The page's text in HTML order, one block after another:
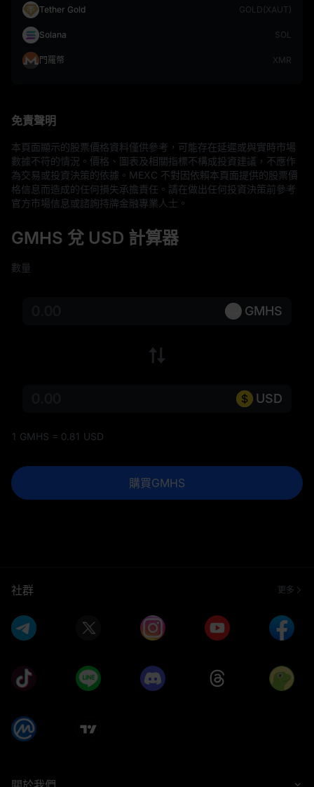
Tether Gold GOLD(XAUT)
Solana SOL
門羅幣 XMR
免責聲明
本頁面顯示的股票價格資料僅供參考，可能存在延遲或與實時市場
數據不符的情況。價格、圖表及相關指標不構成投資建議，不應作
為交易或投資決策的依據。MEXC 不對因依賴本頁面提供的股票價
格信息而造成的任何損失承擔責任。請在做出任何投資決策前參考
官方市場信息或諮詢持牌金融專業人士。
GMHS 兌 USD 計算器
數量
GMHS
USD
1 GMHS = 0.81 USD
購買GMHS
社群 更多